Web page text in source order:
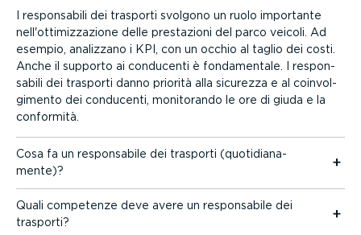
Vai ai contenuti
I respon­sabili dei trasporti svolgono un ruolo importante
nell'ottimiz­za­zione delle prestazioni del parco veicoli. Ad
esempio, analizzano i KPI, con un occhio al taglio dei costi.
Anche il supporto ai conducenti è fonda­mentale. I respon­
sabili dei trasporti danno priorità alla sicurezza e al coinvol­
gi­mento dei conducenti, monitorando le ore di giuda e la
conformità.
Cosa fa un respon­sabile dei trasporti (quoti­dia­na­
mente)?
Quali competenze deve avere un respon­sabile dei
trasporti?